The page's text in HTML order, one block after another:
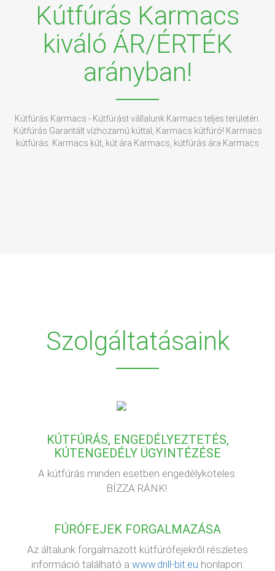
Kútfúrás Karmacs
kiváló ÁR/ÉRTÉK
arányban!
Kútfúrás Karmacs - Kútfúrást vállalunk Karmacs teljes területén.
Kútfúrás Garantált vízhozamú kúttal, Karmacs kútfúró! Karmacs
kútfúrás. Karmacs kút, kút ára Karmacs, kútfúrás ára Karmacs
Szolgáltatásaink
KÚTFÚRÁS, ENGEDÉLYEZTETÉS,
KÚTENGEDÉLY ÜGYINTÉZÉSE
A kútfúrás minden esetben engedélyköteles.
BÍZZA RÁNK!.
FÚRÓFEJEK FORGALMAZÁSA
Az általunk forgalmazott kútfúrófejekről részletes
információ található a www.drill-bit.eu honlapon.